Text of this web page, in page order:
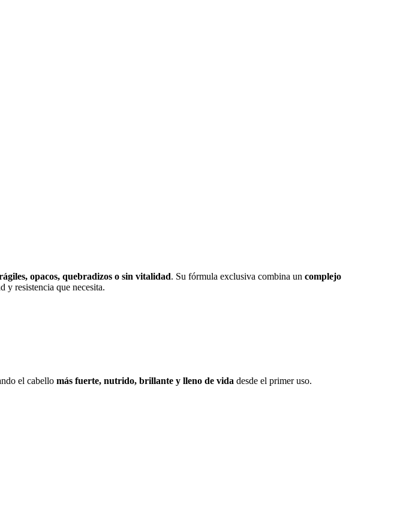
opacos, quebradizos o sin vitalidad. Su fórmula exclusiva combina un complejo
y resistencia que necesita.
el cabello más fuerte, nutrido, brillante y lleno de vida desde el primer uso.